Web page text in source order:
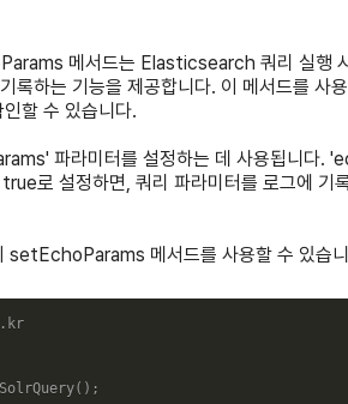
메서드는 Elasticsearch 쿼리 실행
록하는 기능을 제공합니다. 이 메서드를 사
할 수 있습니다.
파라미터를 설정하는 데 사용됩니다.
로 설정하면, 쿼리 파라미터를 로그에 기
setEchoParams 메서드를 사용할 수 있습
SolrQuery( ) ;